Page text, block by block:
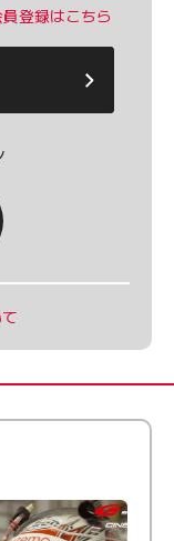
登録はこちら